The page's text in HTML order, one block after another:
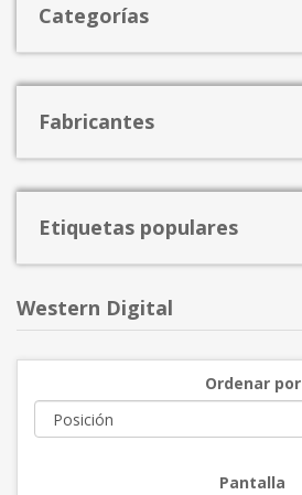
Categorías
Fabricantes
Etiquetas populares
Western Digital
Ordenar por
Pantalla